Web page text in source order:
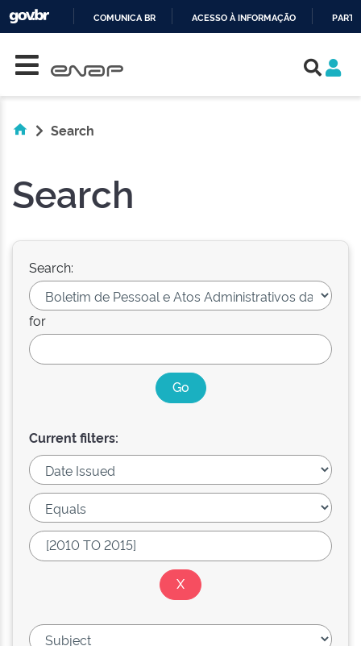
COMUNICA BR ACESSO À INFORMAÇÃO
Search
Search
Search:
for
Current filters: